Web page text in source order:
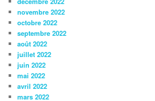
novembre 2022
octobre 2022
septembre 2022
août 2022
juillet 2022
juin 2022
mai 2022
avril 2022
mars 2022